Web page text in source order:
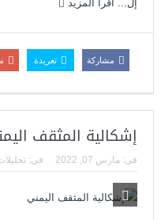
إل...
اقرأ المزيد
مشاركة تغريدة
إشكالية المثقف
فى: مارس 07, 2022 فى: